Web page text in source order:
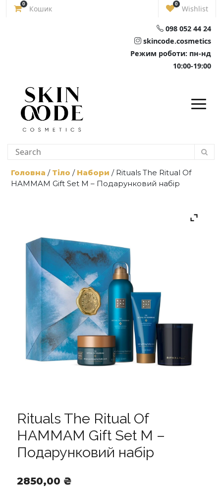
Skip
0
Кошик
0
Wishlist
098 052 44 24
skincode.cosmetics
Режим роботи: пн-нд
10:00-19:00
Головна / Тіло / Набори / Rituals The Ritual Of
HAMMAM Gift Set M – Подарунковий набір
Rituals The Ritual Of
HAMMAM Gift Set M –
Подарунковий набір
2850,00 ₴